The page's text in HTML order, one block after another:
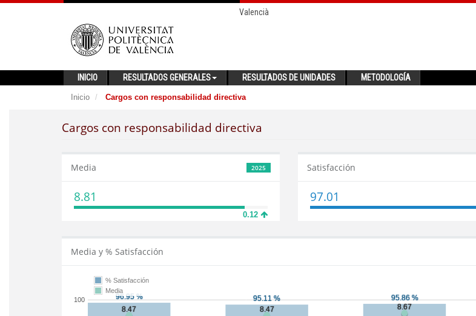
Valencià
INICIO RESULTADOS GENERALES RESULTADOS DE UNIDADES METODOLOGÍA
Inicio Cargos con responsabilidad directiva
Cargos con responsabilidad directiva
2025
Media
8.81
0.12
Satisfacción
97.01
Media y % Satisfacción
100
% Satisfacción
Media